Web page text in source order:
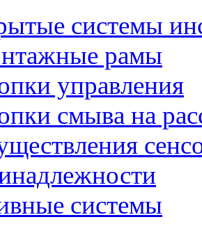
системы
рамы
управления
смыва на
системы